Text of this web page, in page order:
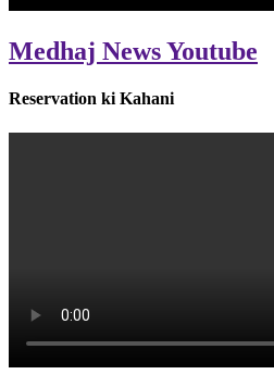
Medhaj News Youtube
Reservation ki Kahani